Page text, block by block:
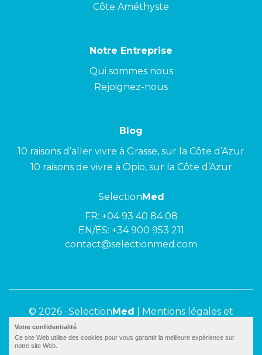
Côte Améthyste
Notre Entreprise
Qui sommes nous
Rejoignez-nous
Blog
10 raisons d’aller vivre à Grasse, sur la Côte d’Azur
10 raisons de vivre à Opio, sur la Côte d’Azur
SelectionMed
FR: +04 93 40 84 08
EN/ES: +34 900 953 211
contact@selectionmed.com
© 2026 · SelectionMed
Mentions légales et
politique de confidentialité
Votre confidentialité
Ce site Web utilise des cookies pour vous garantir la meilleure expérience sur
notre site Web.